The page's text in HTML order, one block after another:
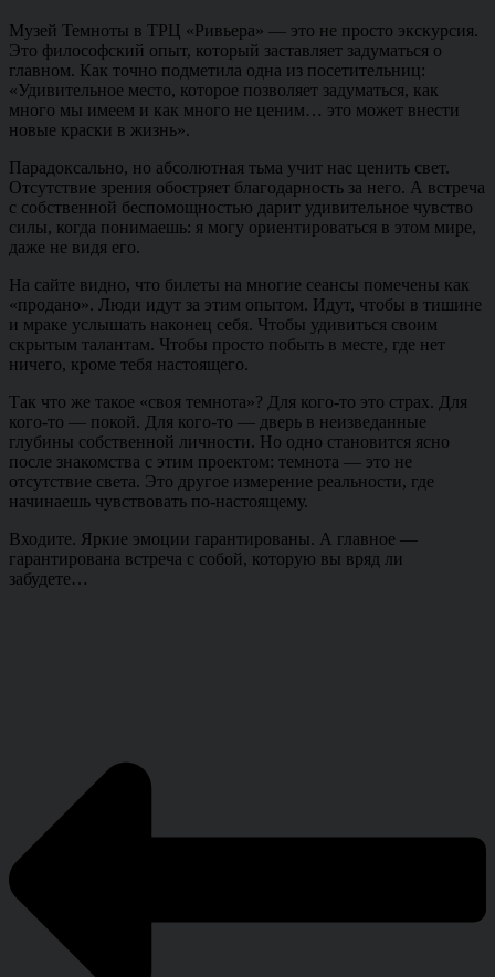
Музей Темноты в ТРЦ «Ривьера» — это не просто экскурсия.
Это философский опыт, который заставляет задуматься о
главном. Как точно подметила одна из посетительниц:
«Удивительное место, которое позволяет задуматься, как
много мы имеем и как много не ценим… это может внести
новые краски в жизнь».
Парадоксально, но абсолютная тьма учит нас ценить свет.
Отсутствие зрения обостряет благодарность за него. А встреча
с собственной беспомощностью дарит удивительное чувство
силы, когда понимаешь: я могу ориентироваться в этом мире,
даже не видя его.
На сайте видно, что билеты на многие сеансы помечены как
«продано». Люди идут за этим опытом. Идут, чтобы в тишине
и мраке услышать наконец себя. Чтобы удивиться своим
скрытым талантам. Чтобы просто побыть в месте, где нет
ничего, кроме тебя настоящего.
Так что же такое «своя темнота»? Для кого-то это страх. Для
кого-то — покой. Для кого-то — дверь в неизведанные
глубины собственной личности. Но одно становится ясно
после знакомства с этим проектом: темнота — это не
отсутствие света. Это другое измерение реальности, где
начинаешь чувствовать по-настоящему.
Входите. Яркие эмоции гарантированы. А главное —
гарантирована встреча с собой, которую вы вряд ли
забудете…